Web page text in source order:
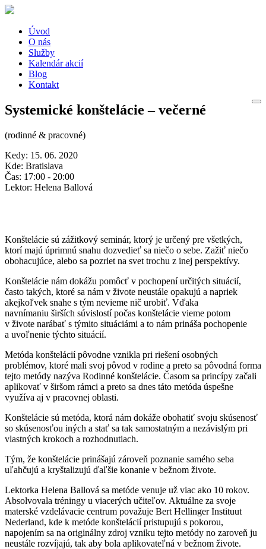
Úvod
O nás
Služby
Kalendár akcií
Blog
Kontakt
Systemické konštelácie – večerné
(rodinné & pracovné)
Kedy: 15. 06. 2020
Kde: Bratislava
Čas: 17:00 - 20:00
Lektor: Helena Ballová
Konštelácie sú zážitkový seminár, ktorý je určený pre všetkých,
ktorí majú úprimnú snahu dozvedieť sa niečo o sebe. Zažiť niečo
obohacujúce, alebo sa pozriet na svet trochu z inej perspektívy.
Konštelácie nám dokážu pomôcť v pochopení určitých situácií,
často takých, ktoré sa nám v živote neustále opakujú a napriek
akejkoľvek snahe s tým nevieme nič urobiť. Vďaka
navnímaniu širších súvislostí počas konštelácie vieme potom
v živote narábať s týmito situáciámi a to nám prináša pochopenie
a uvoľnenie týchto situácií.
Metóda konštelácií pôvodne vznikla pri riešení osobných
problémov, ktoré mali svoj pôvod v rodine a preto sa pôvodná forma
tejto metódy nazýva Rodinné konštelácie. Časom sa princípy začali
aplikovať v širšom rámci a preto sa dnes táto metóda úspešne
využíva aj v pracovnej oblasti.
Konštelácie sú metóda, ktorá nám dokáže obohatiť svoju skúsenosť
so skúsenosťou iných a stať sa tak samostatným a nezávislým pri
vlastných krokoch a rozhodnutiach.
Tým, že konštelácie prinášajú zároveň poznanie samého seba
uľahčujú a kryštalizujú ďaľšie konanie v bežnom živote.
Lektorka Helena Ballová sa metóde venuje už viac ako 10 rokov.
Absolvovala tréningy u viacerých učiteľov. Aktuálne za svoje
materské vzdelávacie centrum považuje Bert Hellinger Instituut
Nederland, kde k metóde konštelácií pristupujú s pokorou,
napojením sa na originálny zdroj vzniku tejto metódy no zaroveň ju
neustále rozvíjajú, tak aby bola aplikovateľná v bežnom živote.